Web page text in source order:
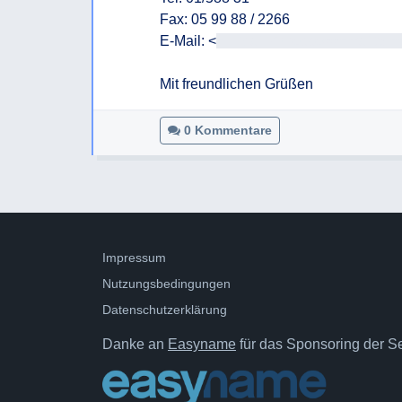
Fax: 05 99 88 / 2266
E-Mail: <
Mit freundlichen Grüßen
0 Kommentare
Impressum
Nutzungsbedingungen
Datenschutzerklärung
Danke an Easyname für das Sponsoring der